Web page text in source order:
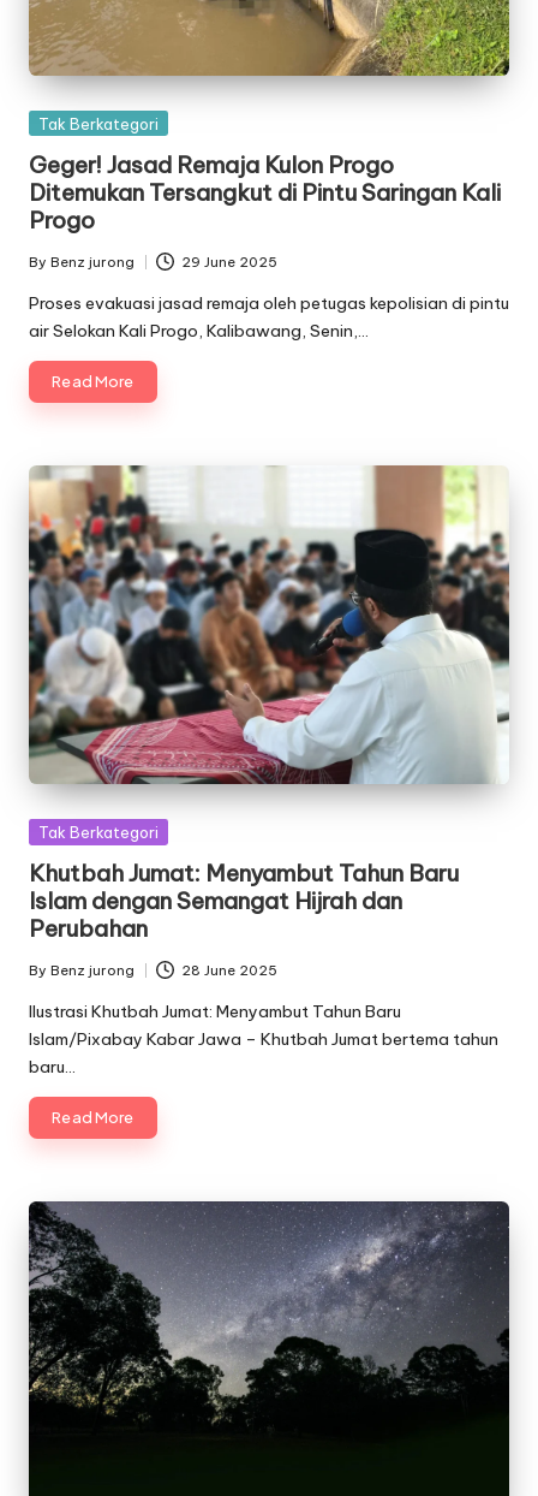
Posted
Tak Berkategori
Geger! Jasad Remaja Kulon Progo
Ditemukan Tersangkut di Pintu Saringan Kali
Progo
Posted
by
By Benz jurong 29 June 2025
Proses evakuasi jasad remaja oleh petugas kepolisian di pintu
air Selokan Kali Progo, Kalibawang, Senin,…
Read More
Posted
Tak Berkategori
Khutbah Jumat: Menyambut Tahun Baru
Islam dengan Semangat Hijrah dan
Perubahan
Posted
by
By Benz jurong 28 June 2025
Ilustrasi Khutbah Jumat: Menyambut Tahun Baru
Islam/Pixabay Kabar Jawa – Khutbah Jumat bertema tahun
baru…
Read More